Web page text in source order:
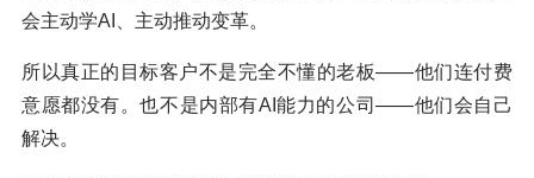
会主动学AI、主动推动变革。
所以真正的目标客户不是完全不懂的老板——他们连付费
意愿都没有。也不是内部有AI能力的公司——他们会自己
解决。